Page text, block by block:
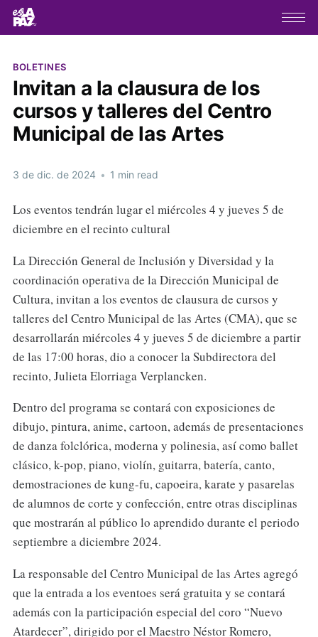
BOLETINES
Invitan a la clausura de los
cursos y talleres del Centro
Municipal de las Artes
3 de dic. de 2024 • 1 min read
Los eventos tendrán lugar el miércoles 4 y jueves 5 de
diciembre en el recinto cultural
La Dirección General de Inclusión y Diversidad y la
coordinación operativa de la Dirección Municipal de
Cultura, invitan a los eventos de clausura de cursos y
talleres del Centro Municipal de las Artes (CMA), que se
desarrollarán miércoles 4 y jueves 5 de diciembre a partir
de las 17:00 horas, dio a conocer la Subdirectora del
recinto, Julieta Elorriaga Verplancken.
Dentro del programa se contará con exposiciones de
dibujo, pintura, anime, cartoon, además de presentaciones
de danza folclórica, moderna y polinesia, así como ballet
clásico, k-pop, piano, violín, guitarra, batería, canto,
demostraciones de kung-fu, capoeira, karate y pasarelas
de alumnos de corte y confección, entre otras disciplinas
que mostrarán al público lo aprendido durante el periodo
septiembre a diciembre 2024.
La responsable del Centro Municipal de las Artes agregó
que la entrada a los eventoes será gratuita y se contará
además con la participación especial del coro “Nuevo
Atardecer”, dirigido por el Maestro Néstor Romero,